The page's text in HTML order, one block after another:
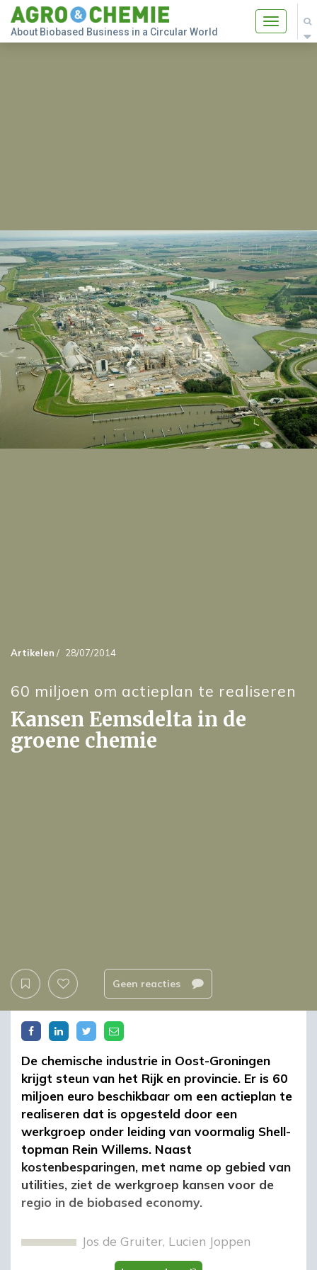
Toggle
About Biobased Business in a Circular World
Artikelen / 28/07/2014
60 miljoen om actieplan te realiseren
Kansen Eemsdelta in de
groene chemie
Geen reacties
De chemische industrie in Oost-Groningen
krijgt steun van het Rijk en provincie. Er is 60
miljoen euro beschikbaar om een actieplan te
realiseren dat is opgesteld door een
werkgroep onder leiding van voormalig Shell-
topman Rein Willems. Naast
kostenbesparingen, met name op gebied van
utilities, ziet de werkgroep kansen voor de
regio in de biobased economy.
Jos de Gruiter, Lucien Joppen